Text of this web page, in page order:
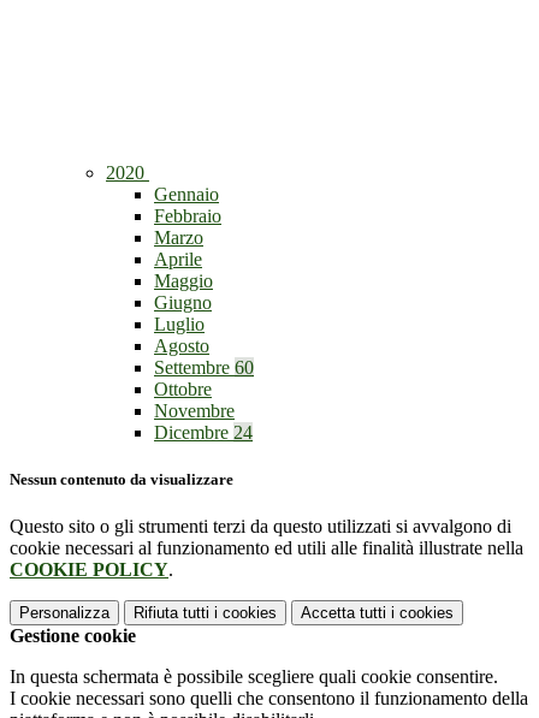
2020
Gennaio
Febbraio
Marzo
Aprile
Maggio
Giugno
Luglio
Agosto
Settembre 60
Ottobre
Novembre
Dicembre 24
Nessun contenuto da visualizzare
Questo sito o gli strumenti terzi da questo utilizzati si avvalgono di
cookie necessari al funzionamento ed utili alle finalità illustrate nella
COOKIE POLICY.
Personalizza Rifiuta tutti i cookies Accetta tutti i cookies
Gestione cookie
In questa schermata è possibile scegliere quali cookie consentire.
I cookie necessari sono quelli che consentono il funzionamento della